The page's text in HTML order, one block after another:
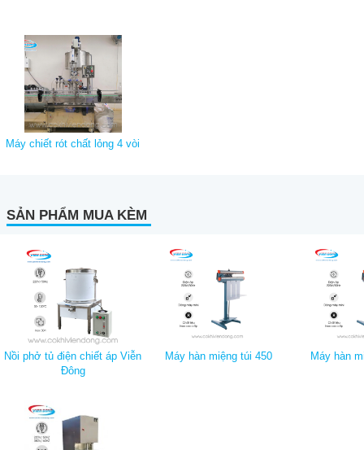
Máy chiết rót chất lỏng 4 vòi
SẢN PHẨM MUA KÈM
Nồi phở tủ điện chiết áp Viễn
Đông
Máy hàn miệng túi 450 Máy hàn